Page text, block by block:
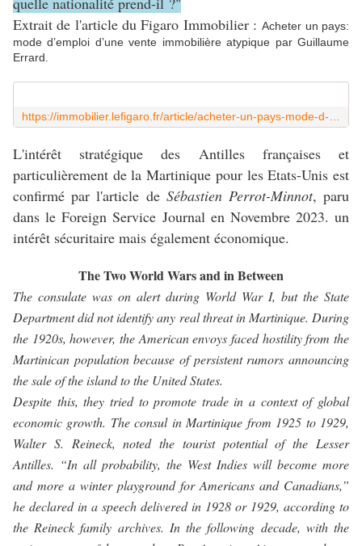
Extrait de l'article du Figaro Immobilier :Acheter un pays:
mode d’emploi d’une vente immobilière atypique par Guillaume
Errard.
L'intérêt stratégique des Antilles françaises et
particulièrement de la Martinique pour les Etats-Unis est
confirmé par l'article de Sébastien Perrot-Minnot, paru
dans le Foreign Service Journal en Novembre 2023. un
intérêt sécuritaire mais également économique.
The Two World Wars and in Between
The consulate was on alert during World War I, but the State
Department did not identify any real threat in Martinique. During
the 1920s, however, the American envoys faced hostility from the
Martinican population because of persistent rumors announcing
the sale of the island to the United States.
Despite this, they tried to promote trade in a context of global
economic growth. The consul in Martinique from 1925 to 1929,
Walter S. Reineck, noted the tourist potential of the Lesser
Antilles. “In all probability, the West Indies will become more
and more a winter playground for Americans and Canadians,”
he declared in a speech delivered in 1928 or 1929, according to
the Reineck family archives. In the following decade, with the